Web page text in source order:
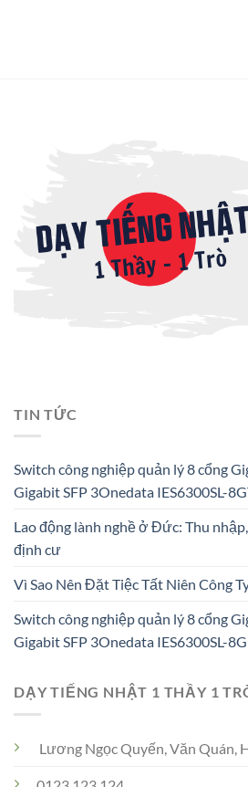
TIN TỨC
Switch công nghiệp quản lý 8 cổng
Gigabit SFP 3Onedata IES6300SL-
Lao động lành nghề ở Đức: Thu
định cư
Vì Sao Nên Đặt Tiệc Tất Niên Công
Switch công nghiệp quản lý 8 cổng
Gigabit SFP 3Onedata IES6300SL-
DẠY TIẾNG NHẬT 1 THẦY 1
Lương Ngọc Quyến, Văn Quán,